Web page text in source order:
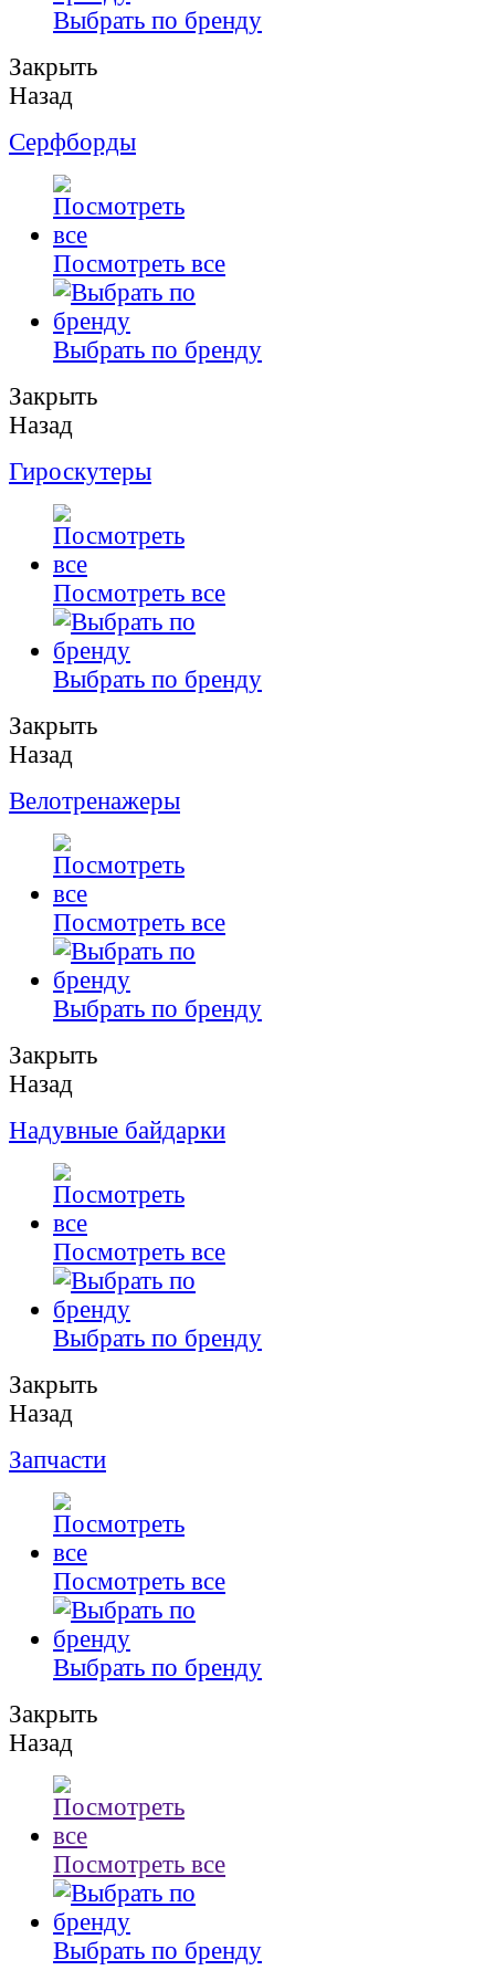
Выбрать по бренду
Закрыть
Назад
Серфборды
Посмотреть все
Выбрать по бренду
Закрыть
Назад
Гироскутеры
Посмотреть все
Выбрать по бренду
Закрыть
Назад
Велотренажеры
Посмотреть все
Выбрать по бренду
Закрыть
Назад
Надувные байдарки
Посмотреть все
Выбрать по бренду
Закрыть
Назад
Запчасти
Посмотреть все
Выбрать по бренду
Закрыть
Назад
Посмотреть все
Выбрать по бренду